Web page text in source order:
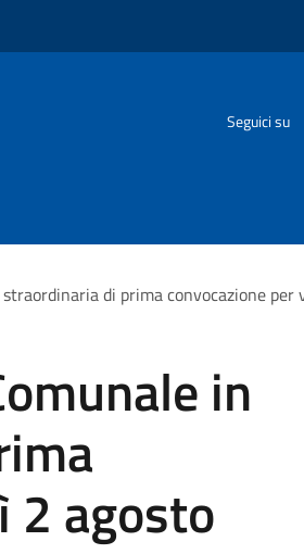
Seguici su
di prima convocazione
in
2 agosto